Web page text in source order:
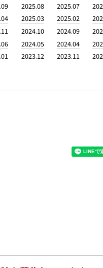
2025.08 2025.07
2025.03 2025.02
2024.10 2024.09
2024.05 2024.04
2023.12 2023.11